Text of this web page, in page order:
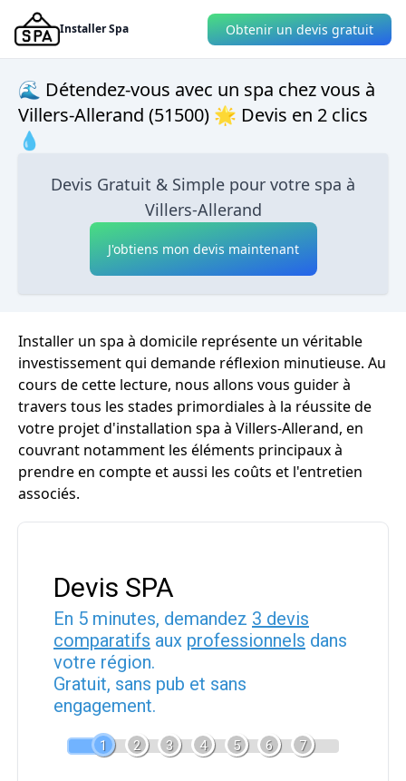
Installer Spa Obtenir un devis gratuit
🌊 Détendez-vous avec un spa chez vous à
Villers-Allerand (51500) 🌟 Devis en 2 clics
💧
Devis Gratuit & Simple pour votre spa à
Villers-Allerand
J'obtiens mon devis maintenant
Installer un spa à domicile représente un véritable
investissement qui demande réflexion minutieuse. Au
cours de cette lecture, nous allons vous guider à
travers tous les stades primordiales à la réussite de
votre projet d'installation spa à Villers-Allerand, en
couvrant notamment les éléments principaux à
prendre en compte et aussi les coûts et l'entretien
associés.
Devis SPA
En 5 minutes, demandez 3 devis
comparatifs aux professionnels dans
votre région.
Gratuit, sans pub et sans
engagement.
1 2 3 4 5 6 7